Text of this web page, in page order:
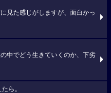
見た感じがしますが、面白かっ
中でどう生きていくのか、下劣
ら。